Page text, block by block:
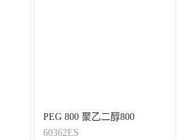
PEG 800 聚乙二醇800
60362ES